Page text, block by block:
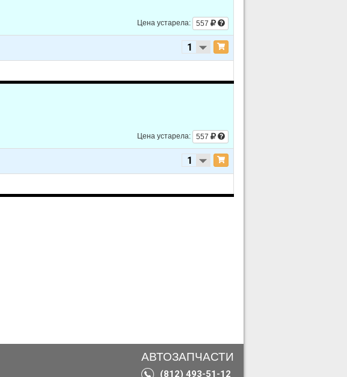
L4 1.6L
Цена устарела:
557
Цена устарела:
557
АВТОЗАПЧАСТИ
(812) 493-51-12